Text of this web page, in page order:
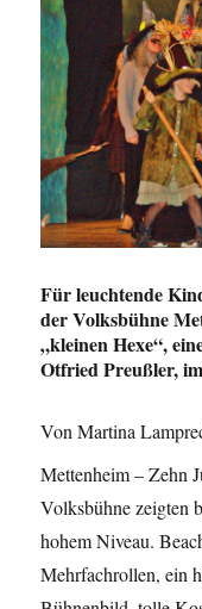
Für leuchtende
der Volksbühne
„kleinen Hexe“,
Otfried Preußler,
Von Martina
Mettenheim – Zehn
Volksbühne zeigten
hohem Niveau.
Mehrfachrollen, ein